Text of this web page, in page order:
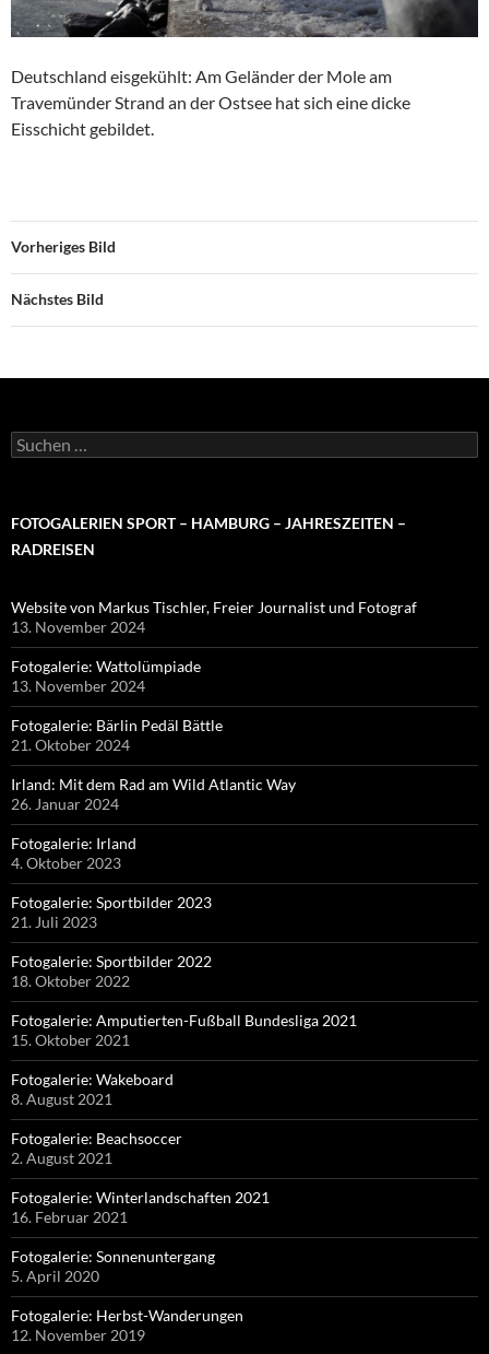
Deutschland eisgekühlt: Am Geländer der Mole am
Travemünder Strand an der Ostsee hat sich eine dicke
Eisschicht gebildet.
Vorheriges Bild
Nächstes Bild
Suchen
nach:
FOTOGALERIEN SPORT – HAMBURG – JAHRESZEITEN –
RADREISEN
Website von Markus Tischler, Freier Journalist und Fotograf
13. November 2024
Fotogalerie: Wattolümpiade
13. November 2024
Fotogalerie: Bärlin Pedäl Bättle
21. Oktober 2024
Irland: Mit dem Rad am Wild Atlantic Way
26. Januar 2024
Fotogalerie: Irland
4. Oktober 2023
Fotogalerie: Sportbilder 2023
21. Juli 2023
Fotogalerie: Sportbilder 2022
18. Oktober 2022
Fotogalerie: Amputierten-Fußball Bundesliga 2021
15. Oktober 2021
Fotogalerie: Wakeboard
8. August 2021
Fotogalerie: Beachsoccer
2. August 2021
Fotogalerie: Winterlandschaften 2021
16. Februar 2021
Fotogalerie: Sonnenuntergang
5. April 2020
Fotogalerie: Herbst-Wanderungen
12. November 2019